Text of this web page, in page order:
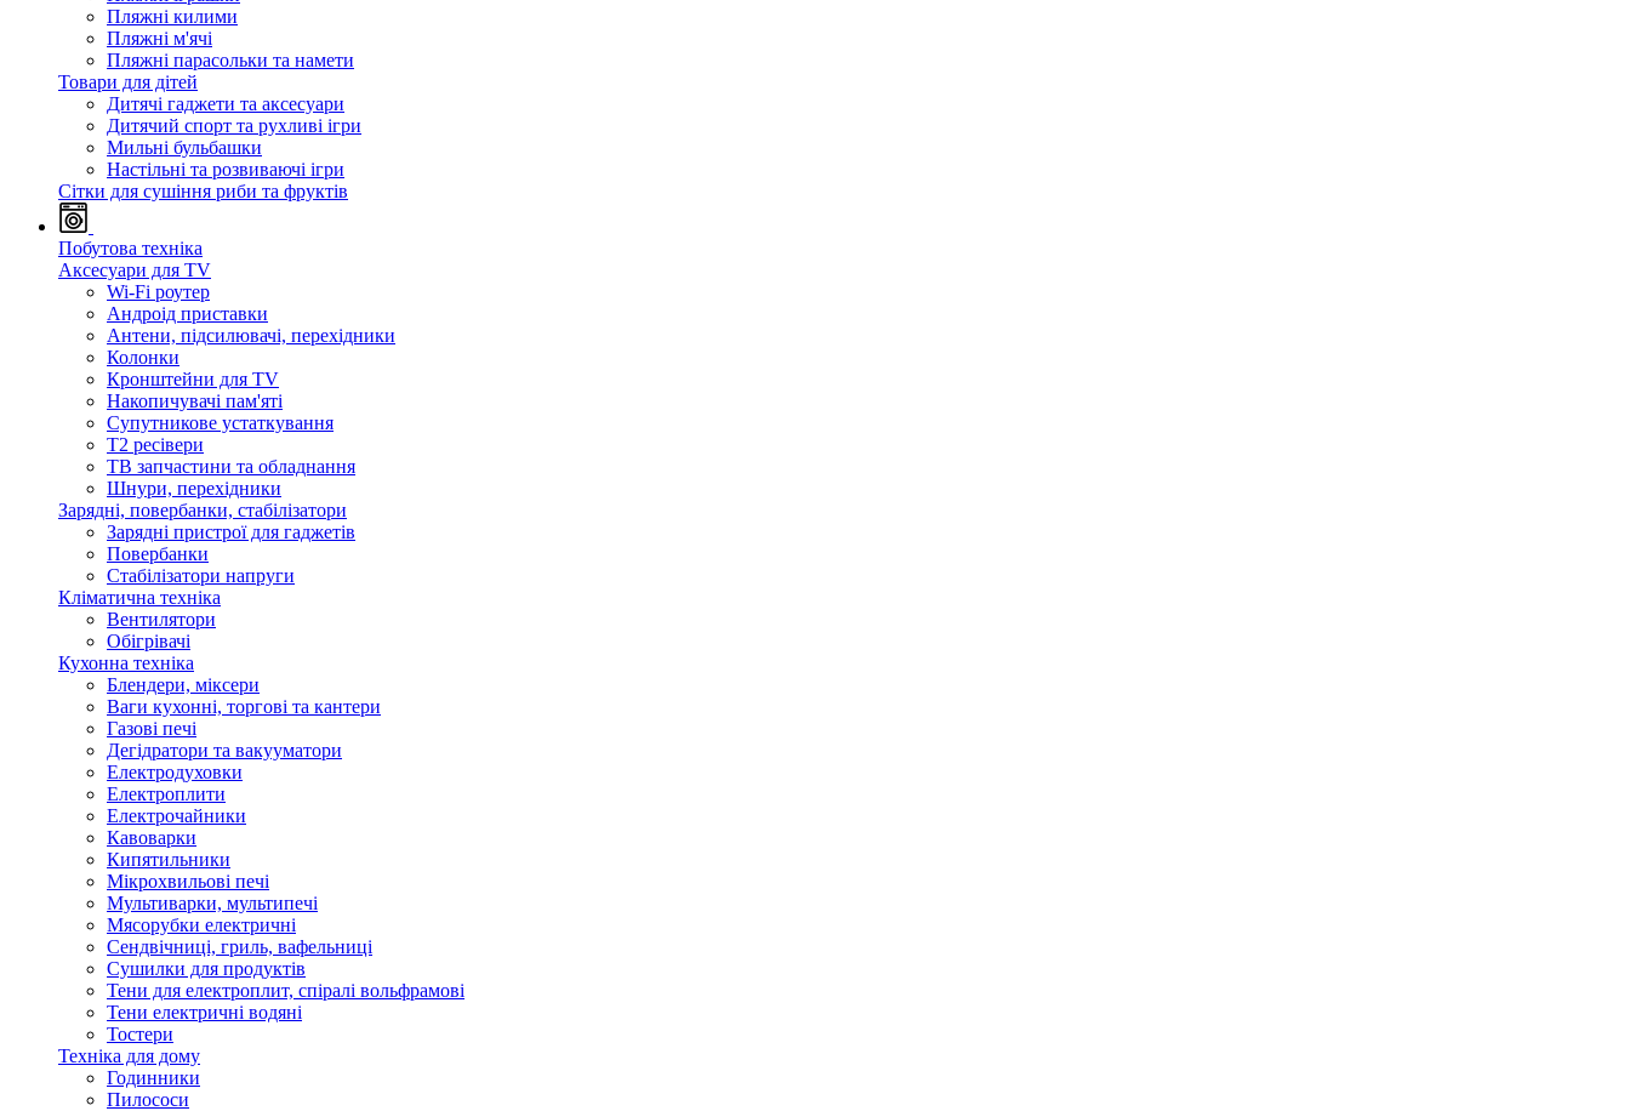
Пляжні килими
Пляжні м'ячі
Пляжні парасольки та намети
Товари для дітей
Дитячі гаджети та аксесуари
Дитячий спорт та рухливі ігри
Мильні бульбашки
Настільні та розвиваючі ігри
Сітки для сушіння риби та фруктів
Побутова техніка
Аксесуари для TV
Wi-Fi роутер
Андроід приставки
Антени, підсилювачі, перехідники
Колонки
Кронштейни для TV
Накопичувачі пам'яті
Супутникове устаткування
Т2 ресівери
ТВ запчастини та обладнання
Шнури, перехідники
Зарядні, повербанки, стабілізатори
Зарядні пристрої для гаджетів
Повербанки
Стабілізатори напруги
Кліматична техніка
Вентилятори
Обігрівачі
Кухонна техніка
Блендери, міксери
Ваги кухонні, торгові та кантери
Газові печі
Дегідратори та вакууматори
Електродуховки
Електроплити
Електрочайники
Кавоварки
Кипятильники
Мікрохвильові печі
Мультиварки, мультипечі
Мясорубки електричні
Сендвічниці, гриль, вафельниці
Сушилки для продуктів
Тени для електроплит, спіралі вольфрамові
Тени електричні водяні
Тостери
Техніка для дому
Годинники
Пилососи